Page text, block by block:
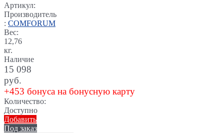
Артикул:
Производитель
: COMFORUM
Вес:
12,76
кг.
Наличие
15 098
руб.
+453 бонуса на бонусную карту
Количество:
Доступно
Добавить
Под заказ